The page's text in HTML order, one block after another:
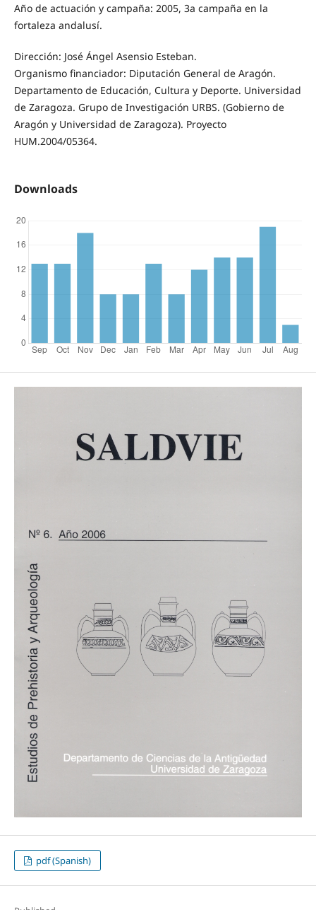
Año de actuación y campaña: 2005, 3a campaña en la
fortaleza andalusí.
Dirección: José Ángel Asensio Esteban.
Organismo financiador: Diputación General de Aragón.
Departamento de Educación, Cultura y Deporte. Universidad
de Zaragoza. Grupo de Investigación URBS. (Gobierno de
Aragón y Universidad de Zaragoza). Proyecto
HUM.2004/05364.
Downloads
pdf (Spanish)